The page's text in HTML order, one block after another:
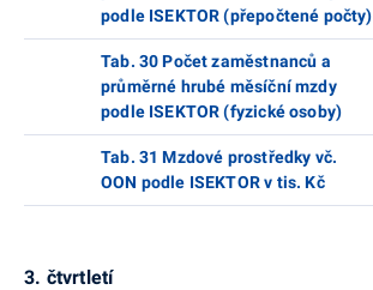
podle ISEKTOR (přepočtené počty)
Tab. 30 Počet zaměstnanců a
průměrné hrubé měsíční mzdy
podle ISEKTOR (fyzické osoby)
Tab. 31 Mzdové prostředky vč.
OON podle ISEKTOR v tis. Kč
3. čtvrtletí